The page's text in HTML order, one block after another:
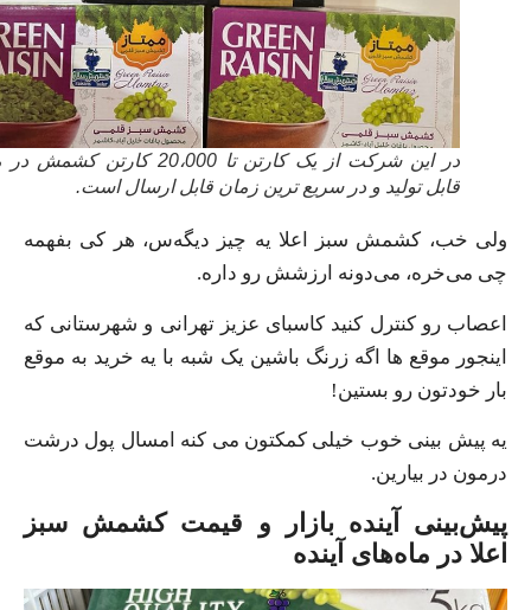
در این شرکت از یک کارتن تا 20،000 کارتن کشمش در ماه
قابل تولید و در سریع ترین زمان قابل ارسال است.
ولی خب، کشمش سبز اعلا یه چیز دیگه‌س، هر کی بفهمه
چی می‌خره، می‌دونه ارزشش رو داره.
اعصاب رو کنترل کنید کاسبای عزیز تهرانی و شهرستانی که
اینجور موقع ها اگه زرنگ باشین یک شبه با یه خرید به موقع
بار خودتون رو بستین!
یه پیش بینی خوب خیلی کمکتون می کنه امسال پول درشت
درمون در بیارین.
پیش‌بینی آینده بازار و قیمت کشمش سبز
اعلا در ماه‌های آینده